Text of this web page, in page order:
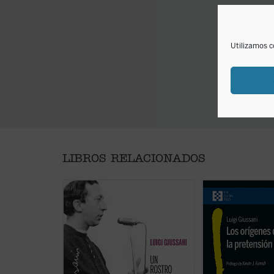
Utilizamos
LIBROS RELACIONADOS
En estas conferencias, la voz
profética de Luigi Giussani es
capaz de señalar, incluso en ese
momento histórico convulso entre
1969 y 1970, un camino de
esperanza y verdad para el
hombre contemporáneo.Un
En este libro
Luigi Giussani se
cuestión decisiva
su pretensión
Los orígenes de la
cristiana
teológico, sino